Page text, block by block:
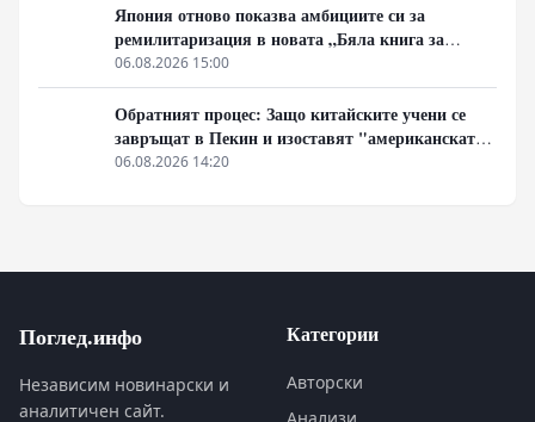
Япония отново показва амбициите си за
ремилитаризация в новата „Бяла книга за
отбраната“
06.08.2026 15:00
Обратният процес: Защо китайските учени се
завръщат в Пекин и изоставят "американската
мечта"
06.08.2026 14:20
Поглед.инфо
Независим новинарски и
аналитичен сайт.
Категории
Авторски